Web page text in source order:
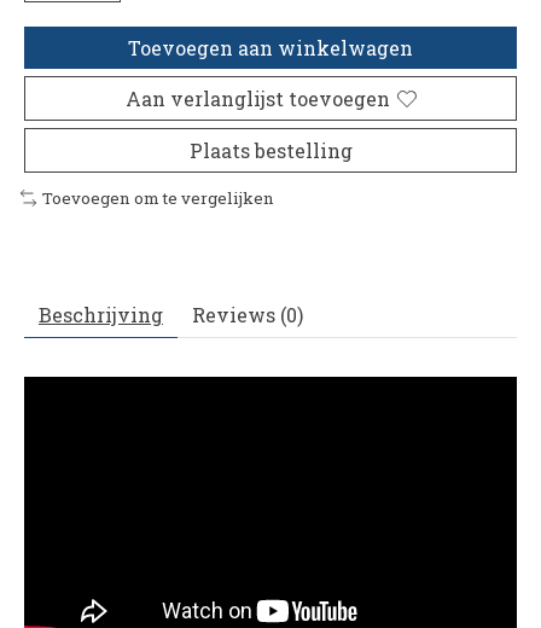
Toevoegen aan winkelwagen
Aan verlanglijst toevoegen
Plaats bestelling
Toevoegen om te vergelijken
Beschrijving Reviews (0)